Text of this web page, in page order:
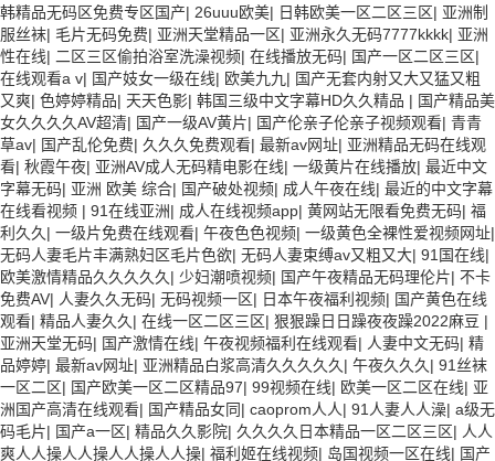
韩精品无码区免费专区国产| 26uuu欧美| 日韩欧美一区二区三区| 亚洲制
服丝袜| 毛片无码免费| 亚洲天堂精品一区| 亚洲永久无码7777kkkk| 亚洲
性在线| 二区三区偷拍浴室洗澡视频| 在线播放无码| 国产一区二区三区|
在线观看a v| 国产妓女一级在线| 欧美九九 | 国产无套内射又大又猛又粗
又爽| 色婷婷精品| 天天色影| 韩国三级中文字幕HD久久精品 | 国产精品美
女久久久久AV超清| 国产一级AV黄片| 国产伦亲子伦亲子视频观看| 青青
草av| 国产乱伦免费| 久久久免费观看| 最新av网址| 亚洲精品无码在线观
看| 秋霞午夜| 亚洲AV成人无码精电影在线| 一级黄片在线播放| 最近中文
字幕无码| 亚洲 欧美 综合| 国产破处视频| 成人午夜在线| 最近的中文字幕
在线看视频 | 91在线亚洲| 成人在线视频app| 黄网站无限看免费无码| 福
利久久 | 一级片免费在线观看| 午夜色色视频| 一级黄色全裸性爱视频网址|
无码人妻毛片丰满熟妇区毛片色欲| 无码人妻束缚av又粗又大| 91国在线|
欧美激情精品久久久久久 | 少妇潮喷视频| 国产午夜精品无码理伦片| 不卡
免费AV| 人妻久久无码| 无码视频一区| 日本午夜福利视频| 国产黄色在线
观看| 精品人妻久久 | 在线一区二区三区| 狠狠躁日日躁夜夜躁2022麻豆 |
亚洲天堂无码| 国产激情在线| 午夜视频福利在线观看| 人妻中文无码| 精
品婷婷| 最新av网址| 亚洲精品白浆高清久久久久久 | 午夜久久久 | 91丝袜
一区二区| 国产欧美一区二区精品97| 99视频在线| 欧美一区二区在线| 亚
洲国产高清在线观看| 国产精品女同| caoprom人人| 91人妻人人澡| a级无
码毛片| 国产a一区| 精品久久影院| 久久久久日本精品一区二区三区| 人人
爽人人操人人操人人操人人操| 福利姬在线视频| 岛国视频一区在线| 国产